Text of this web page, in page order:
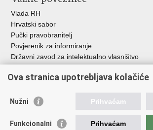
Vlada RH
Hrvatski sabor
Pučki pravobranitelj
Povjerenik za informiranje
Državni zavod za intelektualno vlasništvo
HAKOM
Ostale poveznice
Hrvatski audiovizualni centar
Ova stranica upotrebljava kolačiće
Nužni Prihvaćam
Funkcionalni Prihvaćam